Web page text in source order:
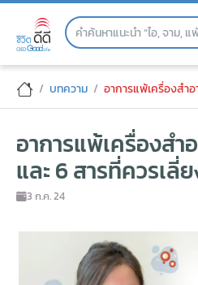
Skip
อาการแพ้เครื่องสำอาง
บทความ อาการแพ้เครื่องสำอาง มีอะไรบ้าง? และ 6 สารที่ควรเลี่
อาการแพ้เครื่องสำ
และ 6 สารที่ควรเลี่
3 ก.ค. 24